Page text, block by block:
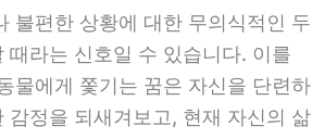
불편한 상황에 대한 무의식적인 두
라는 신호일 수 있습니다. 이를
물에게 쫓기는 꿈은 자신을 단련하
정을 되새겨보고, 현재 자신의 삶